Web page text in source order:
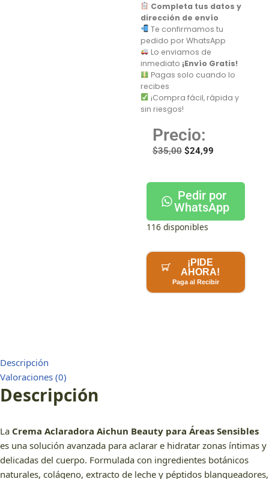
Completa tus datos y
dirección de envío
Te confirmamos tu
pedido por WhatsApp
Lo enviamos de
inmediato ¡Envío Gratis!
Pagas solo cuando lo
recibes
¡Compra fácil, rápida y
sin riesgos!
Precio:
$35,00 $24,99
Pedir por
WhatsApp
116 disponibles
¡PIDE
AHORA!
Paga al Recibir
Descripción
Valoraciones (0)
Descripción
La Crema Aclaradora Aichun Beauty para Áreas Sensibles
es una solución avanzada para aclarar e hidratar zonas íntimas y
delicadas del cuerpo. Formulada con ingredientes botánicos
naturales, colágeno, extracto de leche y péptidos blanqueadores,